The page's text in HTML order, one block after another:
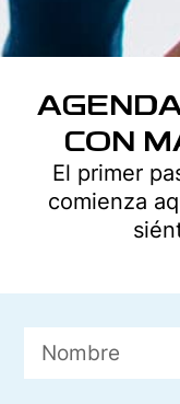
CON
El primer
comienza